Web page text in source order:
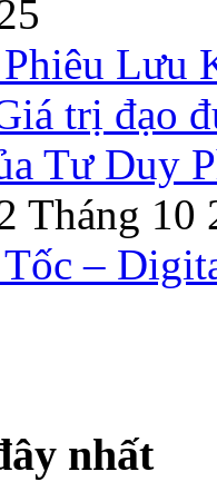
Lưu
trị đạo
Tư Duy
Tháng 10
–
nhất